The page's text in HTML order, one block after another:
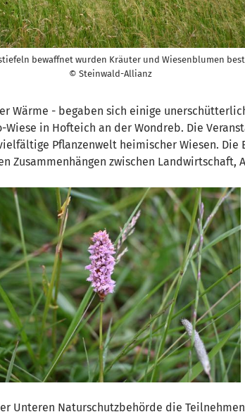
bewaffnet wurden Kräuter und Wiesenblumen
© Steinwald-Allianz
Wärme - begaben sich einige
in Hofteich an der Wondreb. Die
Pflanzenwelt heimischer Wiesen. Die
Zusammenhängen zwischen Landwirtschaft,
Unteren Naturschutzbehörde die